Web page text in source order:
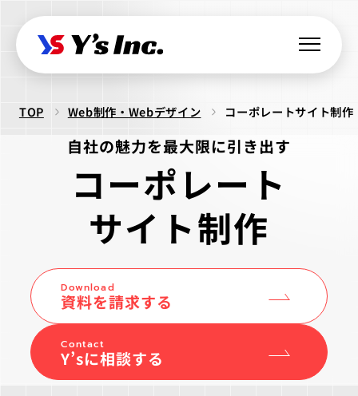
コーポレートサイト制作
採用サイト制作
WordPressカスタム
セキュリティ診断
webサイト制作
Webマーケティング支援
SEO支援
データ基盤構築
BIツール導入
データ分析&UI改善
Webサイト活用支援
Web開発・アプリ開発
・ラボ型開発
Webシステム開発
ios Androidアプリ開発
ラボ型開発
クリエイティブ制作
ロゴ制作
ビジュアル制作
パンフレット制作
IT派遣サービス
WEBシステムエンジニア
ネイティブアプリエンジニア
IT教育サービス
TOP Web制作・Webデザイン コーポレートサイト制作
自社の魅力を最大限に引き出す
コーポレート
サイト制作
Download
資料を請求する
Contact
Y’sに相談する